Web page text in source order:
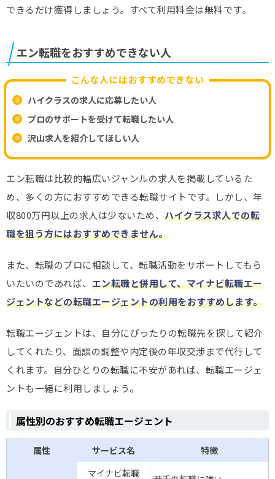
できるだけ獲得しましょう。すべて利用料金は無料です。
エン転職をおすすめできない人
こんな人にはおすすめできない
ハイクラスの求人に応募したい人
プロのサポートを受けて転職したい人
沢山求人を紹介してほしい人
エン転職は比較的幅広いジャンルの求人を掲載しているた
め、多くの方におすすめできる転職サイトです。しかし、年
収800万円以上の求人は少ないため、 ハイクラス求人での転
職を狙う方にはおすすめできません。
また、転職のプロに相談して、転職活動をサポートしてもら
いたいのであれば、 エン転職と併用して、マイナビ転職エー
ジェントなどの転職エージェントの利用をおすすめします。
転職エージェントは、自分にぴったりの転職先を探して紹介
してくれたり、面談の調整や内定後の年収交渉まで代行して
くれます。自分ひとりの転職に不安があれば、転職エージェ
ントも一緒に利用しましょう。
属性別のおすすめ転職エージェント
属性 サービス名 特徴
マイナビ転職